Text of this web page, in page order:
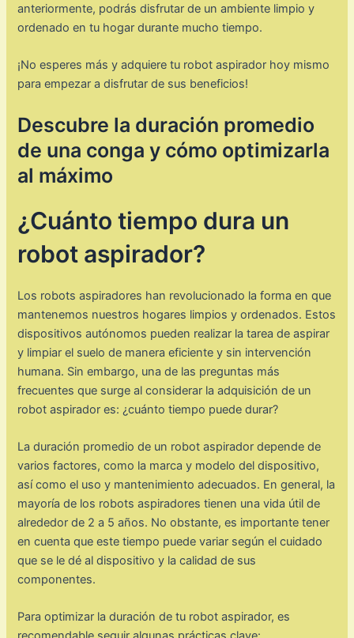
anteriormente, podrás disfrutar de un ambiente limpio y
ordenado en tu hogar durante mucho tiempo.
¡No esperes más y adquiere tu robot aspirador hoy mismo
para empezar a disfrutar de sus beneficios!
Descubre la duración promedio
de una conga y cómo optimizarla
al máximo
¿Cuánto tiempo dura un
robot aspirador?
Los robots aspiradores han revolucionado la forma en que
mantenemos nuestros hogares limpios y ordenados. Estos
dispositivos autónomos pueden realizar la tarea de aspirar
y limpiar el suelo de manera eficiente y sin intervención
humana. Sin embargo, una de las preguntas más
frecuentes que surge al considerar la adquisición de un
robot aspirador es: ¿cuánto tiempo puede durar?
La duración promedio de un robot aspirador depende de
varios factores, como la marca y modelo del dispositivo,
así como el uso y mantenimiento adecuados. En general, la
mayoría de los robots aspiradores tienen una vida útil de
alrededor de 2 a 5 años. No obstante, es importante tener
en cuenta que este tiempo puede variar según el cuidado
que se le dé al dispositivo y la calidad de sus
componentes.
Para optimizar la duración de tu robot aspirador, es